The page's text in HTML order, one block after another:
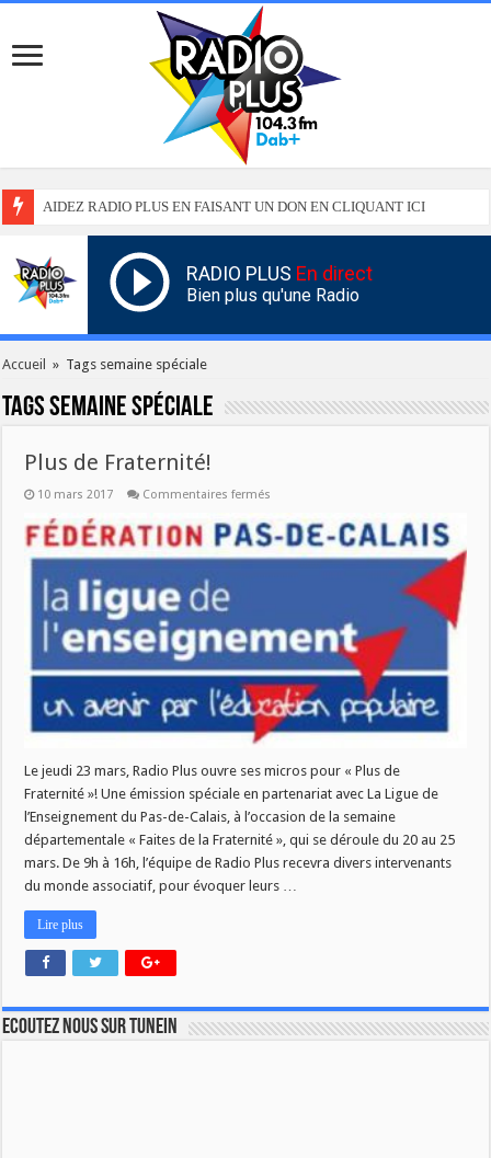
AIDEZ RADIO PLUS EN FAISANT UN DON EN CLIQUANT ICI
RADIO PLUS En direct
Bien plus qu'une Radio
Accueil » Tags semaine spéciale
Tagssemaine spéciale
Plus de Fraternité!
10 mars 2017 Commentaires fermés
de
Fraternité!
Le jeudi 23 mars, Radio Plus ouvre ses micros pour « Plus de
Fraternité »! Une émission spéciale en partenariat avec La Ligue de
l’Enseignement du Pas-de-Calais, à l’occasion de la semaine
départementale « Faites de la Fraternité », qui se déroule du 20 au 25
mars. De 9h à 16h, l’équipe de Radio Plus recevra divers intervenants
du monde associatif, pour évoquer leurs …
Lire plus
Ecoutez nous sur TuneIn